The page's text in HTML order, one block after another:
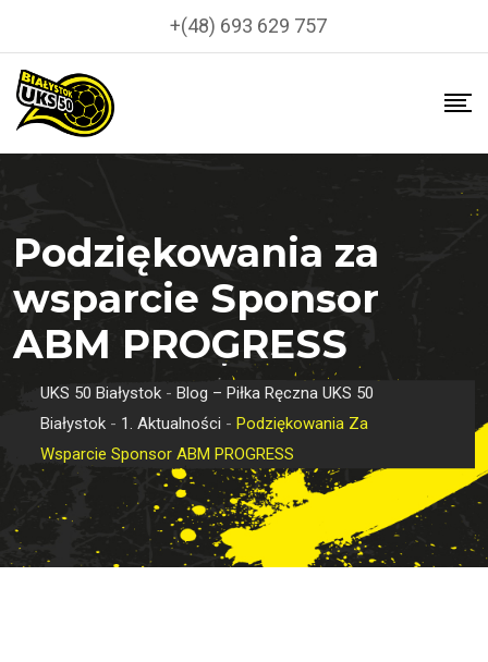
content
+(48) 693 629 757
Podziękowania za
wsparcie Sponsor
ABM PROGRESS
UKS 50 Białystok - Blog – Piłka Ręczna UKS 50
Białystok - 1. Aktualności - Podziękowania Za
Wsparcie Sponsor ABM PROGRESS